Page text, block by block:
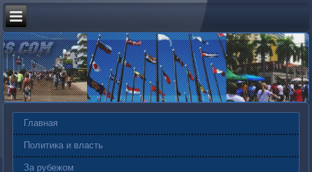
Главная
Политика и власть
За рубежом